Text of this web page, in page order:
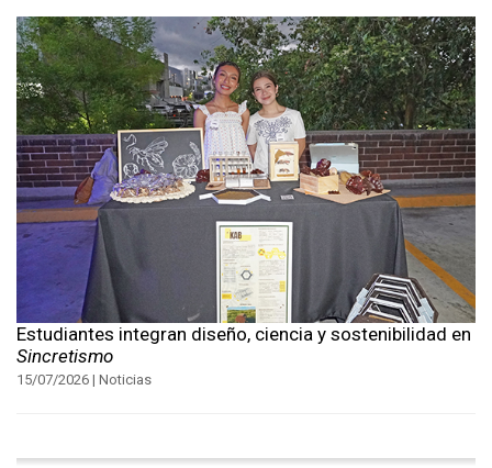
Estudiantes integran diseño, ciencia y sostenibilidad en
Sincretismo
15/07/2026 | Noticias